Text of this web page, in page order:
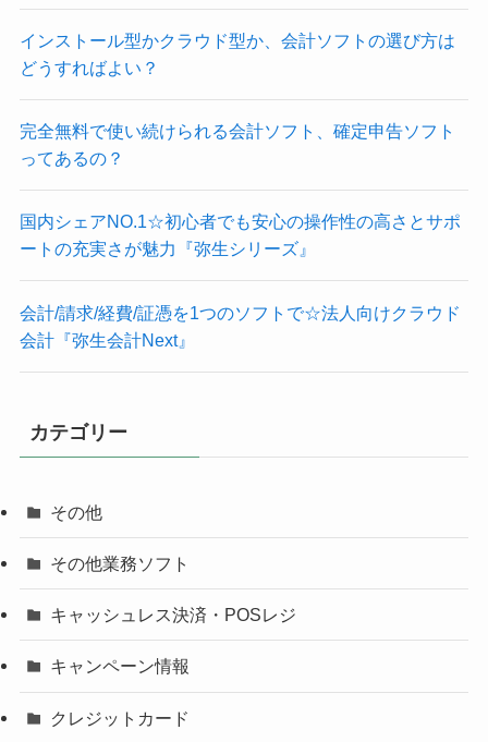
インストール型かクラウド型か、会計ソフトの選び方は
どうすればよい？
完全無料で使い続けられる会計ソフト、確定申告ソフト
ってあるの？
国内シェアNO.1☆初心者でも安心の操作性の高さとサポ
ートの充実さが魅力『弥生シリーズ』
会計/請求/経費/証憑を1つのソフトで☆法人向けクラウド
会計『弥生会計Next』
カテゴリー
その他
その他業務ソフト
キャッシュレス決済・POSレジ
キャンペーン情報
クレジットカード